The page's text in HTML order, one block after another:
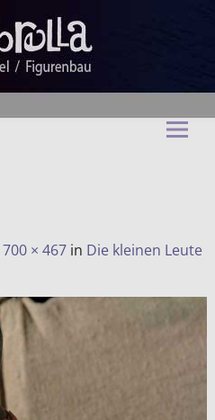
700 × 467in Die kleinen Leute